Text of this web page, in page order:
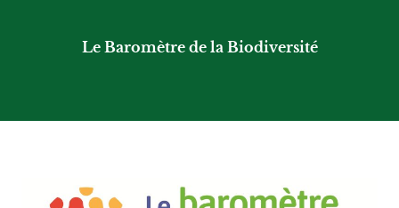
Le Baromètre de la Biodiversité